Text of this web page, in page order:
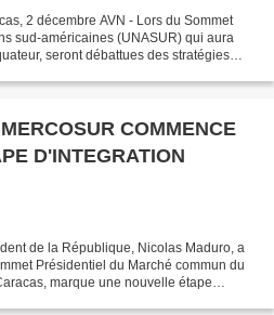
2 décembre AVN - Lors du Sommet
sud-américaines (UNASUR) qui aura
seront débattues des stratégies
COMMENCE
D'INTEGRATION
de la République, Nicolas Maduro, a
Présidentiel du Marché commun du
marque une nouvelle étape